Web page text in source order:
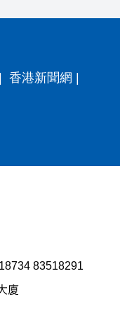
香港新聞網
83518291
廈